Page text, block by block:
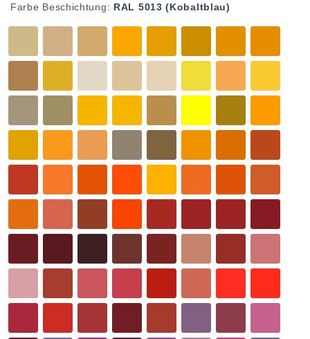
Farbe Beschichtung: RAL 5013 (Kobaltblau)